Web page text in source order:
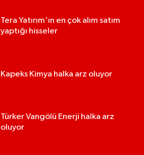
Tera Yatırım'ın en çok alım satım
yaptığı hisseler
Kapeks Kimya halka arz oluyor
Türker Vangölü Enerji halka arz
oluyor